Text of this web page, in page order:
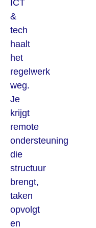
ICT
&
tech
haalt
het
regelwerk
weg.
Je
krijgt
remote
ondersteuning
die
structuur
brengt,
taken
opvolgt
en